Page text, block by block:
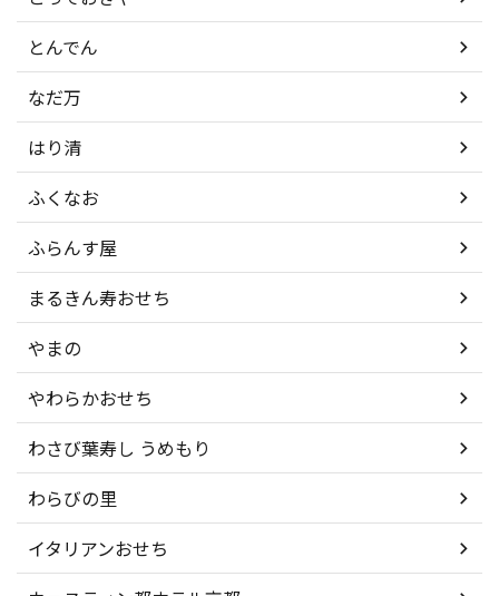
とんでん
なだ万
はり清
ふくなお
ふらんす屋
まるきん寿おせち
やまの
やわらかおせち
わさび葉寿し うめもり
わらびの里
イタリアンおせち